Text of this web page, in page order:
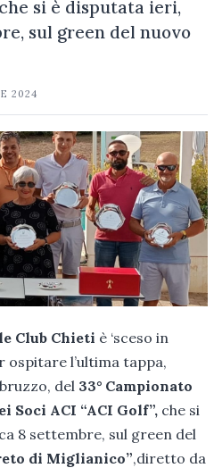
che si è disputata ieri,
sul green del nuovo
2024
Club Chieti è ‘sceso in
ospitare l’ultima tappa,
del 33° Campionato
Soci ACI “ACI Golf”, che si
8 settembre, sul green del
di Miglianico”,diretto da